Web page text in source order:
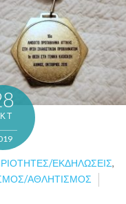
ΕΚΔΗΛΏΣΕΙΣ,
ΑΘΛΗΤΙΣΜΌΣ